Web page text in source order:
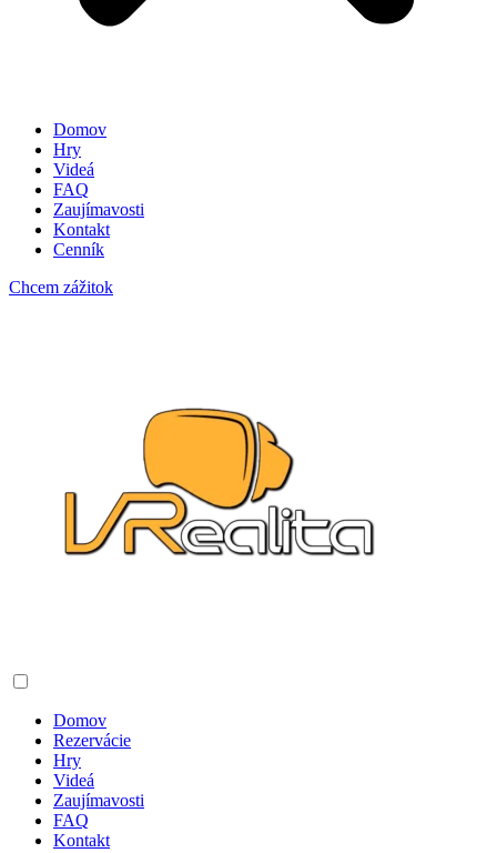
Domov
Hry
Videá
FAQ
Zaujímavosti
Kontakt
Cenník
Chcem zážitok
Domov
Rezervácie
Hry
Videá
Zaujímavosti
FAQ
Kontakt